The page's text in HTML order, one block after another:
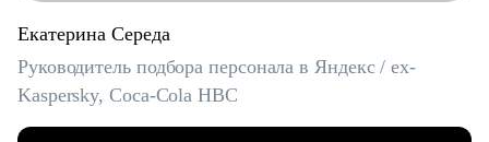
Екатерина Середа
Руководитель подбора персонала в Яндекс / ex-
Kaspersky, Coca-Cola HBC